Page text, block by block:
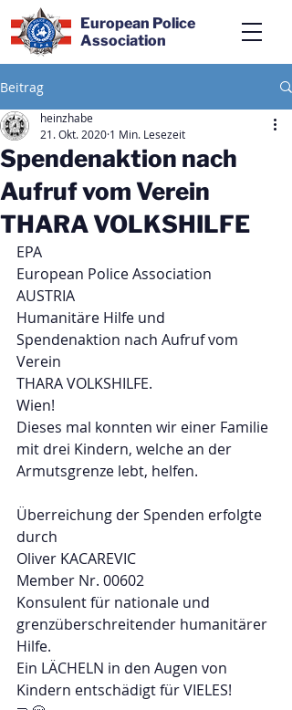
European Police
Association
Beitrag
Spendenaktion nach
Aufruf vom Verein
THARA VOLKSHILFE
heinzhabe
21. Okt. 2020 1 Min. Lesezeit
EPA
European Police Association
AUSTRIA
Humanitäre Hilfe und
Spendenaktion nach Aufruf vom
Verein
THARA VOLKSHILFE.
Wien!
Dieses mal konnten wir einer Familie
mit drei Kindern, welche an der
Armutsgrenze lebt, helfen.
Überreichung der Spenden erfolgte
durch
Oliver KACAREVIC
Member Nr. 00602
Konsulent für nationale und
grenzüberschreitender humanitärer
Hilfe.
Ein LÄCHELN in den Augen von
Kindern entschädigt für VIELES!